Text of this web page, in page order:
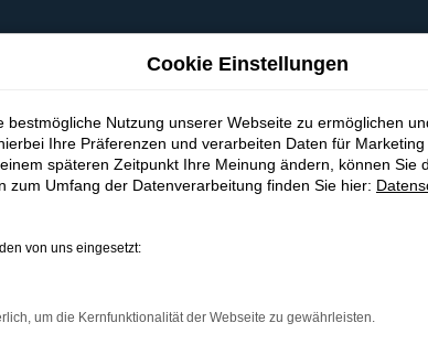
Cookie Einstellungen
bestmögliche Nutzung unserer Webseite zu ermöglichen
Ihre Präferenzen und verarbeiten Daten für
späteren Zeitpunkt Ihre Meinung ändern, können Sie
zum Umfang der Datenverarbeitung finden Sie hier:
von uns eingesetzt:
um die Kernfunktionalität der Webseite zu gewährleisten.